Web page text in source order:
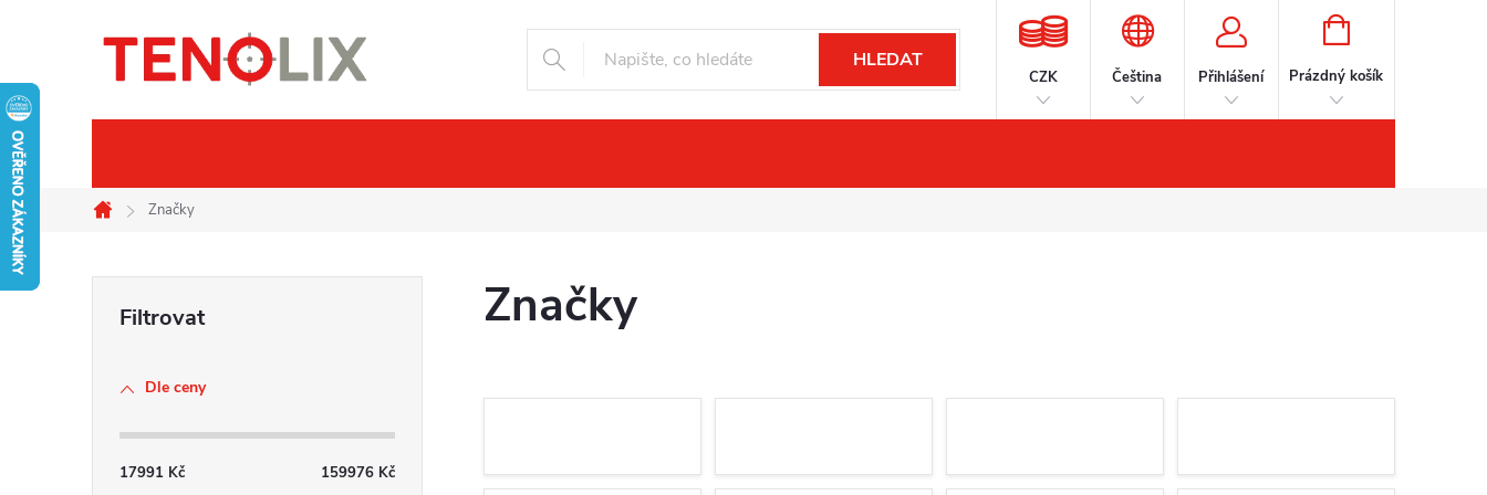
HLEDAT
CZK Čeština Přihlášení
NÁKUPNÍ
Prázdný košík
Domů
Značky
Dle ceny
17991 Kč 159976 Kč
Značky